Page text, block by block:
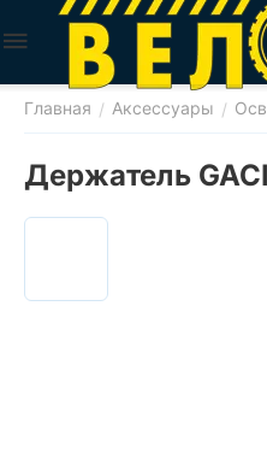
Главная / Аксессуары /
Держатель